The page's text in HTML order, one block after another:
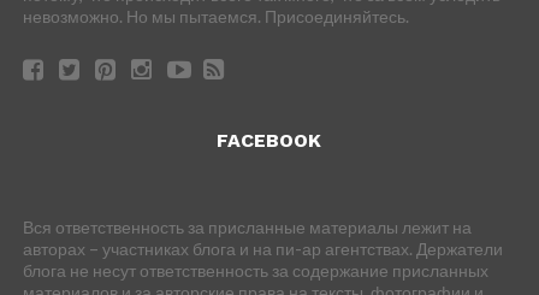
невозможно. Но мы пытаемся. Присоединяйтесь.
FACEBOOK
Вся ответственность за присланные материалы лежит на
авторах – участниках блога и на пи-ар агентствах. Держатели
блога не несут ответственность за содержание присланных